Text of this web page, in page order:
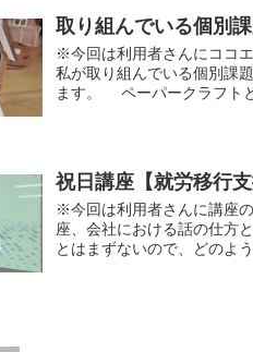
取り組んでいる個別
※今回は利用者さんにココ
私が取り組んでいる個別課
ます。 ペーパークラフト
祝日講座【就労移行
※今回は利用者さんに講座
座、会社における話の仕方
とはまずないので、どのよ